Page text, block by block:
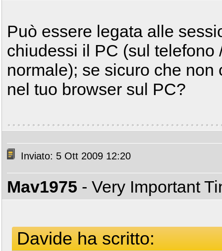
Può essere legata alle
chiudessi il PC (sul telefono
normale); se sicuro che
nel tuo browser sul PC?
Inviato: 5 Ott 2009 12:20
Mav1975 - Very Important
Davide ha scritto: